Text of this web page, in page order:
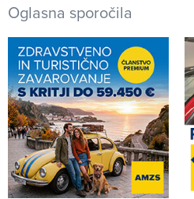
Oglasna sporočila